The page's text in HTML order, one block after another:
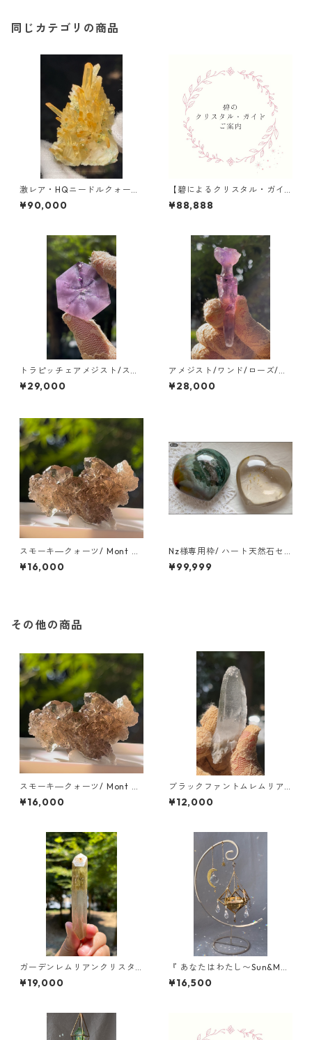
同じカテゴリの商品
激レア・HQニードルクォーツ
ゴールデンオーラ /イタリア
Aosta Valley
¥90,000
【碧によるクリスタル・ガイ
ド】のご案内
¥88,888
トラピッチェアメジスト/スラ
イス ブラジル/アマゾン
¥29,000
アメジスト/ワンド/ローズ/ブ
ラジル/ミネスジェライス
¥28,000
スモーキ―クォーツ/ Mont Bl
ank Massif Chamonix/ツー
ソン
¥16,000
Nz様専用枠/ ハート天然石セ
ット/Nz様以外の方はご購入さ
れないようご注意ください。
¥99,999
その他の商品
スモーキ―クォーツ/ Mont Bl
ank Massif Chamonix/ツー
ソン
¥16,000
ブラックファントムレムリア
ン/ブラジル /ミネスジェライ
ス
¥12,000
ガーデンレムリアンクリスタ
ル/ブラジル／ミナスジェライ
ス
¥19,000
『 あなたはわたし〜Sun&Moo
n〜』/ スタンド型サンキャッ
チャー/受注制作対応
¥16,500